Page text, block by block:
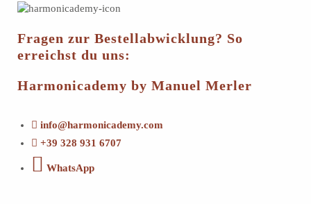
Fragen zur Bestellabwicklung? So
erreichst du uns:
Harmonicademy by Manuel Merler
info@harmonicademy.com
+39 328 931 6707
WhatsApp